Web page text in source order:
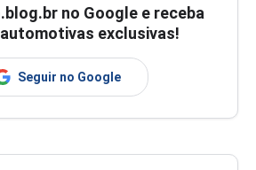
no Google e receba
exclusivas!
Seguir no Google